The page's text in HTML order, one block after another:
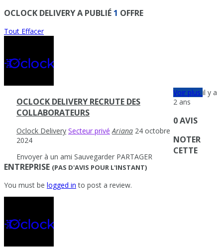
OCLOCK DELIVERY A PUBLIÉ1 OFFRE
Tout Effacer
OCLOCK DELIVERY RECRUTE DES
COLLABORATEURS
Oclock Delivery Secteur privé Ariana 24 octobre
2024
Envoyer à un ami Sauvegarder PARTAGER
Voir plusil y a
2 ans
0 AVIS
NOTER
CETTE
ENTREPRISE (PAS D'AVIS POUR L'INSTANT)
You must be logged in to post a review.